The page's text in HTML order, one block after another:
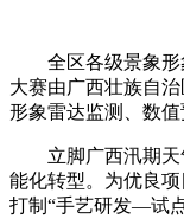
全区各级景象形
大赛由广西壮族自
形象雷达监测、数
立脚广西汛期天
能化转型。为优良
打制“手艺研发—试